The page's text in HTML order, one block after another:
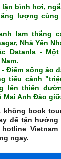
bình hơi,
lượng cùng
lam thắng
Nhà Yến
Datanla -
- Điểm sống ảo
tiểu cảnh
lên thiên
Mai Anh Đào
book
để tận hưởng
Vietnam
ngay.